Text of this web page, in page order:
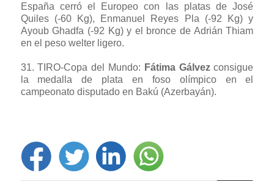
España cerró el Europeo con las platas de José
Quiles (-60 Kg), Enmanuel Reyes Pla (-92 Kg) y
Ayoub Ghadfa (-92 Kg) y el bronce de Adrián Thiam
en el peso welter ligero.
31.TIRO-Copa del Mundo: Fátima Gálvezconsigue
la medalla de plata en foso olímpico en el
campeonato disputado en Bakú (Azerbayán).